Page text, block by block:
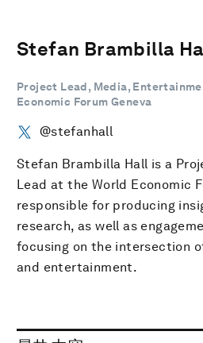
Stefan Brambilla
Project Lead, Media,
Economic Forum Geneva
@stefanhall
Stefan Brambilla Hall is a
Lead at the World Economic
responsible for producing
research, as well as
focusing on the intersection
and entertainment.